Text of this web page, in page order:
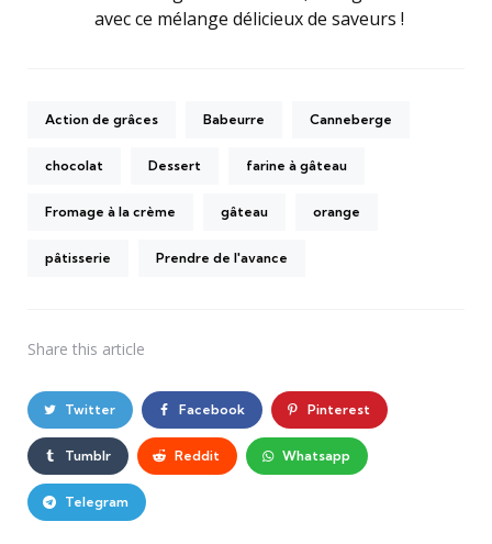
avec ce mélange délicieux de saveurs !
Action de grâces Babeurre Canneberge
chocolat Dessert farine à gâteau
Fromage à la crème gâteau orange
pâtisserie Prendre de l'avance
Share this article
Twitter Facebook Pinterest
Tumblr Reddit Whatsapp
Telegram